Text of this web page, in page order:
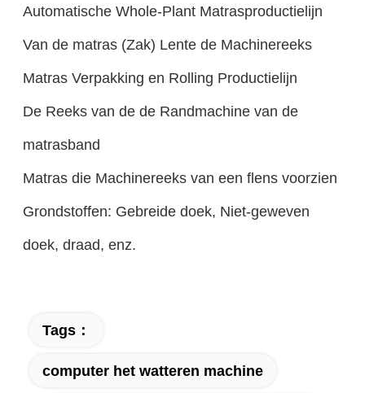
Automatische Whole-Plant Matrasproductielijn
Van de matras (Zak) Lente de Machinereeks
Matras Verpakking en Rolling Productielijn
De Reeks van de de Randmachine van de
matrasband
Matras die Machinereeks van een flens voorzien
Grondstoffen: Gebreide doek, Niet-geweven
doek, draad, enz.
Tags：
computer het watteren machine